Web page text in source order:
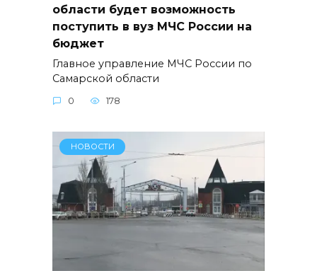
области будет возможность
поступить в вуз МЧС России на
бюджет
Главное управление МЧС России по
Самарской области
0 178
НОВОСТИ